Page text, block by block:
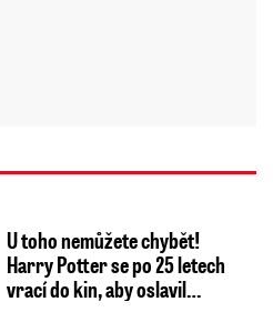
U toho nemůžete chybět!
Harry Potter se po 25 letech
vrací do kin, aby oslavil…